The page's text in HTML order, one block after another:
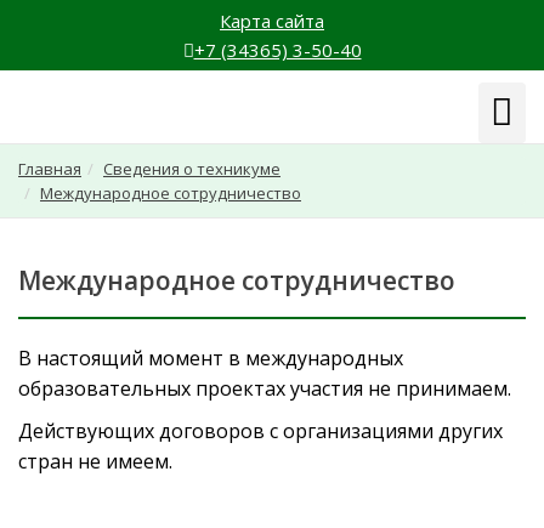
Карта сайта
+7 (34365) 3-50-40
Главная
Сведения о техникуме
Международное сотрудничество
Международное сотрудничество
В настоящий момент в международных
образовательных проектах участия не принимаем.
Действующих договоров с организациями других
стран не имеем.